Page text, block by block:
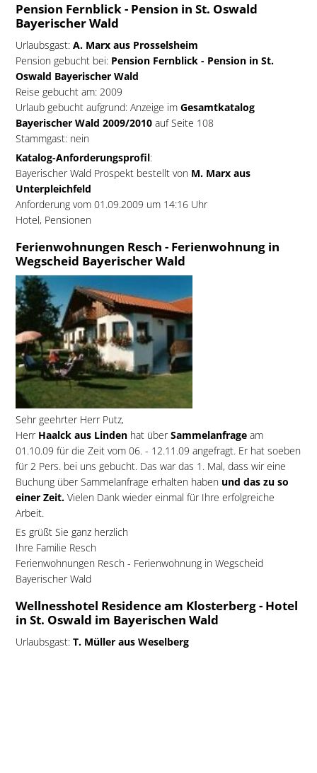
Pension Fernblick - Pension in St. Oswald
Bayerischer Wald
Urlaubsgast:A. Marx aus Prosselsheim
Pension gebucht bei:Pension Fernblick - Pension in St.
Oswald Bayerischer Wald
Reise gebucht am: 2009
Urlaub gebucht aufgrund: Anzeige im Gesamtkatalog
Bayerischer Wald 2009/2010auf Seite 108
Stammgast: nein
Katalog-Anforderungsprofil:
Bayerischer Wald Prospekt bestellt von M. Marx aus
Unterpleichfeld
Anforderung vom 01.09.2009 um 14:16 Uhr
Hotel, Pensionen
Ferienwohnungen Resch - Ferienwohnung in
Wegscheid Bayerischer Wald
Sehr geehrter Herr Putz,
Herr Haalck aus Lindenhat überSammelanfrage am
01.10.09 für die Zeit vom 06. - 12.11.09 angefragt. Er hat soeben
für 2 Pers. bei uns gebucht. Das war das 1. Mal, dass wir eine
Buchung über Sammelanfrage erhalten haben und das zu so
einer Zeit.Vielen Dank wieder einmal für Ihre erfolgreiche
Arbeit.
Es grüßt Sie ganz herzlich
Ihre Familie Resch
Ferienwohnungen Resch - Ferienwohnung in Wegscheid
Bayerischer Wald
Wellnesshotel Residence am Klosterberg - Hotel
in St. Oswald im Bayerischen Wald
Urlaubsgast:T. Müller aus Weselberg